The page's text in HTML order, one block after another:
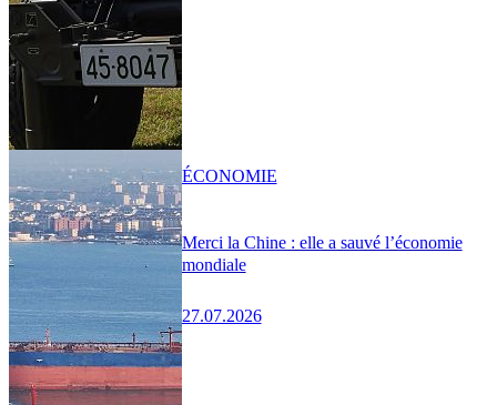
Merci la Chine : elle a sauvé l’économie
mondiale
27.07.2026
ÉCONOMIE